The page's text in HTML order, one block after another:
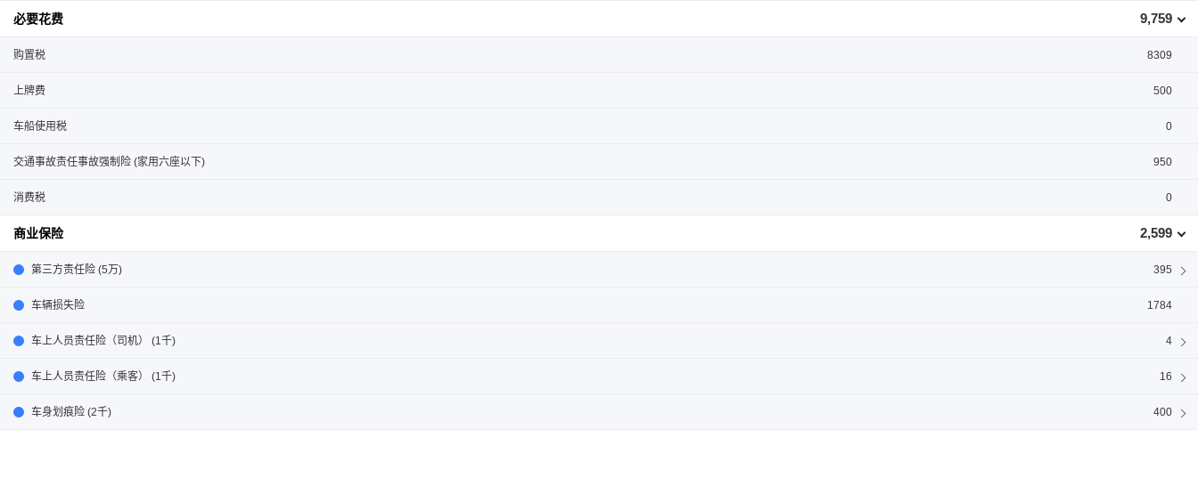
必要花费 9,759
购置税 8309
上牌费 500
车船使用税 0
交通事故责任事故强制险 (家用六座以下) 950
消费税 0
商业保险 2,599
第三方责任险 (5万) 395
车辆损失险 1784
车上人员责任险（司机） (1千) 4
车上人员责任险（乘客） (1千) 16
车身划痕险 (2千) 400